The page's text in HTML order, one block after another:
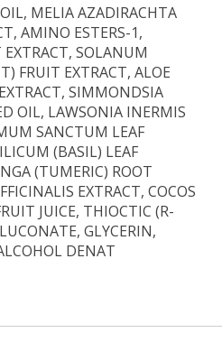
MELIA AZADIRACHTA
AMINO ESTERS-1,
SOLANUM
FRUIT EXTRACT, ALOE
SIMMONDSIA
OIL, LAWSONIA INERMIS
SANCTUM LEAF
(BASIL) LEAF
(TUMERIC) ROOT
EXTRACT, COCOS
JUICE, THIOCTIC (R-
GLYCERIN,
DENAT